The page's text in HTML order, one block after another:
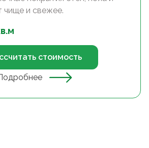
чище и свежее.
стоимость